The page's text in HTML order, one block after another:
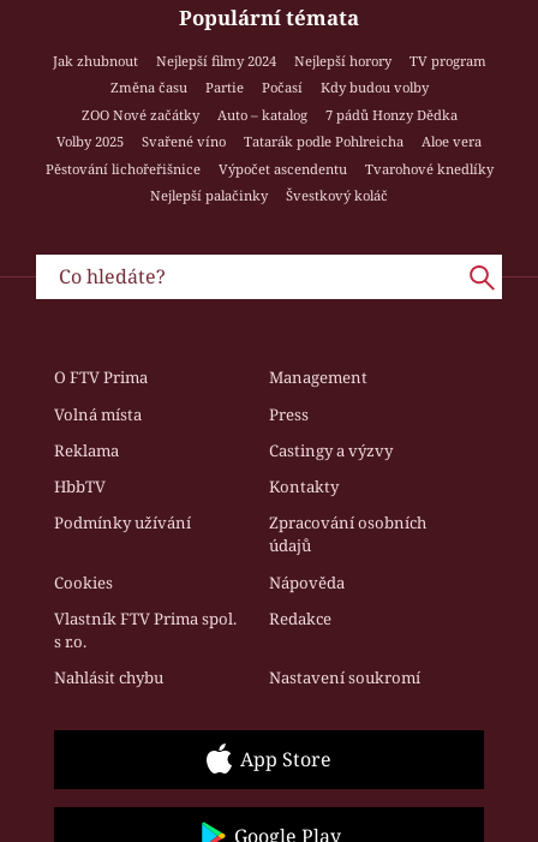
Populární témata
Jak zhubnout Nejlepší filmy 2024 Nejlepší horory
TV program
Změna času
Partie Počasí
Kdy budou volby
ZOO Nové začátky
Auto – katalog
7 pádů Honzy Dědka
Volby 2025
Svařené víno Tatarák podle Pohlreicha
Aloe vera
Pěstování lichořeřišnice
Výpočet ascendentu
Tvarohové knedlíky
Nejlepší palačinky
Švestkový koláč
O FTV Prima
Management
Volná místa
Press
Reklama
Castingy a výzvy
HbbTV
Kontakty
Podmínky užívání
Zpracování osobních
údajů
Cookies
Nápověda
Vlastník FTV Prima spol.
s r.o.
Redakce
Nahlásit chybu Nastavení soukromí
App Store
Google Play